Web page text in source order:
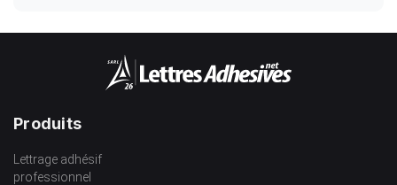
Produits
Lettrage adhésif
professionnel